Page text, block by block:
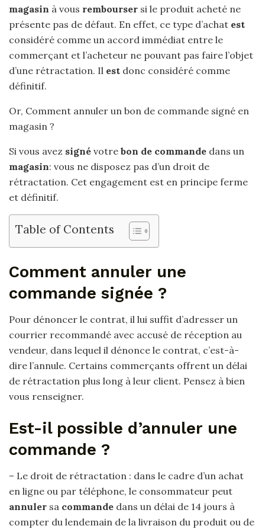
magasin à vous rembourser si le produit acheté ne
présente pas de défaut. En effet, ce type d’achat est
considéré comme un accord immédiat entre le
commerçant et l’acheteur ne pouvant pas faire l’objet
d’une rétractation. Il est donc considéré comme
définitif.
Or, Comment annuler un bon de commande signé en
magasin ?
Si vous avez signé votre bon de commande dans un
magasin: vous ne disposez pas d’un droit de
rétractation. Cet engagement est en principe ferme
et définitif.
Table of Contents
Comment annuler une
commande signée ?
Pour dénoncer le contrat, il lui suffit d’adresser un
courrier recommandé avec accusé de réception au
vendeur, dans lequel il dénonce le contrat, c’est-à-
dire l’annule. Certains commerçants offrent un délai
de rétractation plus long à leur client. Pensez à bien
vous renseigner.
Est-il possible d’annuler une
commande ?
– Le droit de rétractation : dans le cadre d’un achat
en ligne ou par téléphone, le consommateur peut
annuler sa commande dans un délai de 14 jours à
compter du lendemain de la livraison du produit ou de